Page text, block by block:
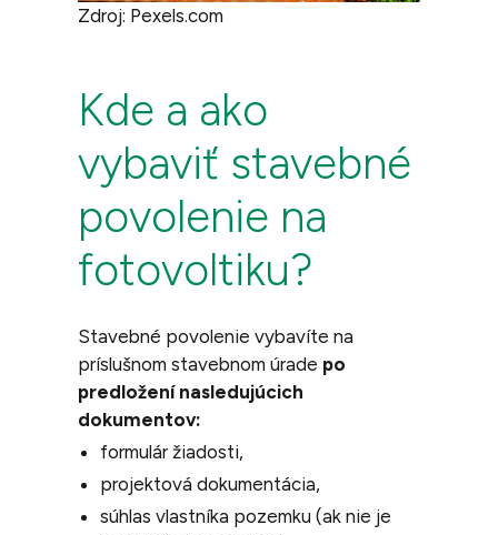
Zdroj: Pexels.com
Kde a ako
vybaviť stavebné
povolenie na
fotovoltiku?
Stavebné povolenie vybavíte na
príslušnom stavebnom úrade po
predložení nasledujúcich
dokumentov:
formulár žiadosti,
projektová dokumentácia,
súhlas vlastníka pozemku (ak nie je